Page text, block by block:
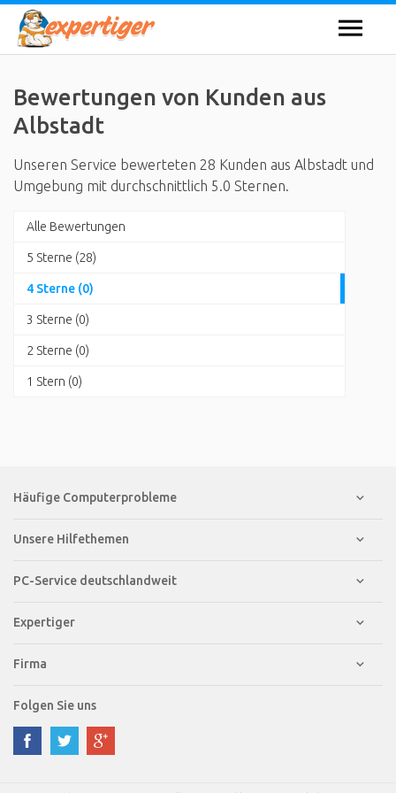
Bewertungen von Kunden aus
Albstadt
Unseren Service bewerteten 28 Kunden aus Albstadt und
Umgebung mit durchschnittlich 5.0 Sternen.
Alle Bewertungen
5 Sterne (28)
4 Sterne (0)
3 Sterne (0)
2 Sterne (0)
1 Stern (0)
Häufige Computerprobleme
Unsere Hilfethemen
PC-Service deutschlandweit
Expertiger
Firma
Folgen Sie uns